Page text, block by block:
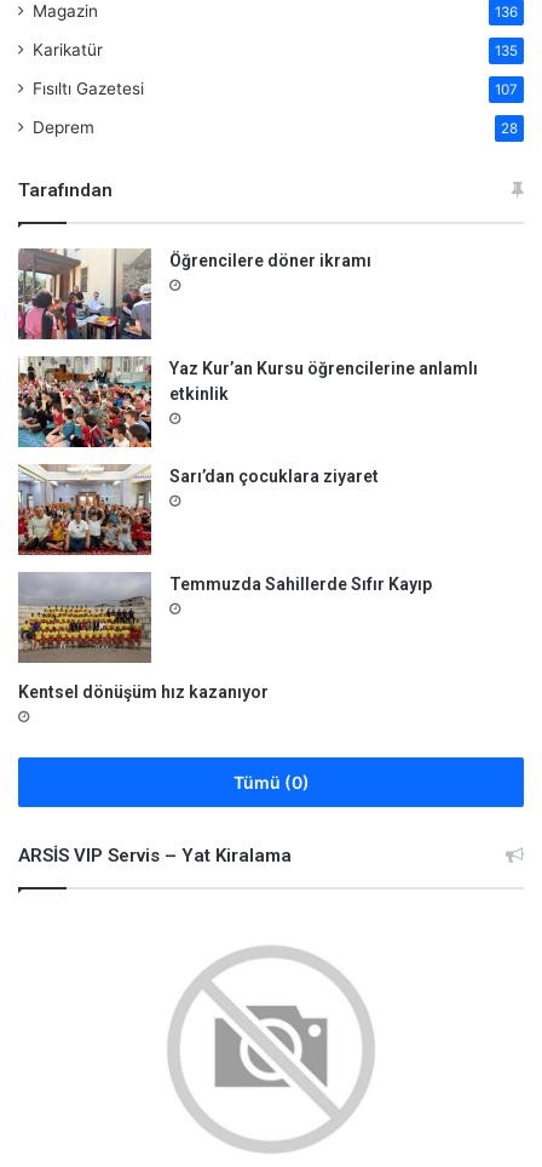
Magazin 136
Karikatür 135
Fısıltı Gazetesi 107
Deprem 28
Tarafından
Öğrencilere döner ikramı
Yaz Kur’an Kursu öğrencilerine anlamlı
etkinlik
Sarı’dan çocuklara ziyaret
Temmuzda Sahillerde Sıfır Kayıp
Kentsel dönüşüm hız kazanıyor
Tümü (0)
ARSİS VIP Servis – Yat Kiralama